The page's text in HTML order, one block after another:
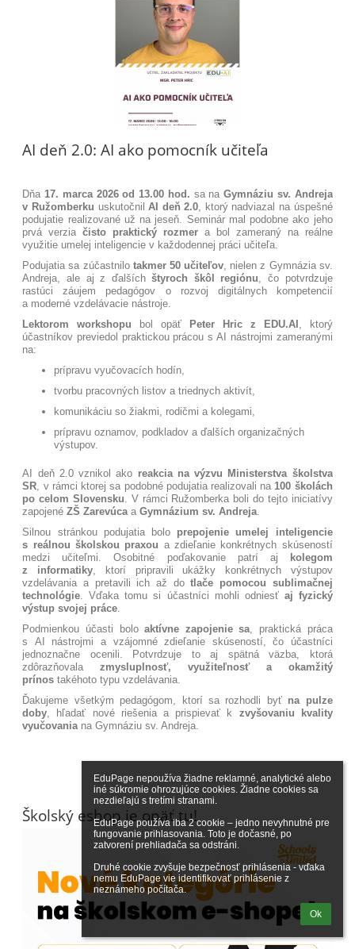
EduPage nepoužíva žiadne reklamné, analytické alebo
iné súkromie ohrozujúce cookies. Žiadne cookies sa
nezdieľajú s tretími stranami.
EduPage používa iba 2 cookie – jedno nevyhnutné pre
fungovanie prihlasovania. Toto je dočasné, po
zatvorení prehliadača sa odstráni.
Druhé cookie zvyšuje bezpečnosť prihlásenia - vďaka
nemu EduPage vie identifikovať prihlásenie z
neznámeho počítača.
Ok
AI deň 2.0: AI ako pomocník učiteľa
Dňa 17. marca 2026 od 13.00 hod. sa na Gymnáziu sv. Andreja
v Ružomberku uskutočnil AI deň 2.0 , ktorý nadviazal na úspešné
podujatie realizované už na jeseň. Seminár mal podobne ako jeho
prvá verzia čisto praktický rozmer a bol zameraný na reálne
využitie umelej inteligencie v každodennej práci učiteľa.
Podujatia sa zúčastnilo takmer 50 učiteľov , nielen z Gymnázia sv.
Andreja, ale aj z ďalších štyroch škôl regiónu , čo potvrdzuje
rastúci záujem pedagógov o rozvoj digitálnych kompetencií
a moderné vzdelávacie nástroje.
Lektorom workshopu
bol opäť Peter Hric z EDU.AI
, ktorý
účastníkov previedol praktickou prácou s AI nástrojmi zameranými
na:
prípravu vyučovacích hodín,
tvorbu pracovných listov a triednych aktivít,
komunikáciu so žiakmi, rodičmi a kolegami,
prípravu oznamov, podkladov a ďalších organizačných
výstupov.
AI deň 2.0 vznikol ako reakcia na výzvu Ministerstva školstva
SR , v rámci ktorej sa podobné podujatia realizovali na 100 školách
po celom Slovensku . V rámci Ružomberka boli do tejto iniciatívy
zapojené ZŠ Zarevúca a Gymnázium sv. Andreja
Silnou stránkou podujatia bolo prepojenie umelej inteligencie
s reálnou školskou praxou a zdieľanie konkrétnych skúseností
medzi učiteľmi. Osobitné poďakovanie patrí aj
kolegom
z informatiky , ktorí pripravili ukážky konkrétnych výstupov
vzdelávania a pretavili ich až do tlače pomocou sublimačnej
technológie . Vďaka tomu si účastníci mohli odniesť aj fyzický
výstup svojej práce
Podmienkou účasti bolo aktívne zapojenie sa , praktická práca
s AI nástrojmi a vzájomné zdieľanie skúseností, čo účastníci
jednoznačne ocenili. Potvrdzuje to aj spätná väzba, ktorá
zdôrazňovala
zmysluplnosť, využiteľnosť a okamžitý
prínos takéhoto typu vzdelávania.
Ďakujeme všetkým pedagógom, ktorí sa rozhodli byť na pulze
doby , hľadať nové riešenia a prispievať k
zvyšovaniu kvality
vyučovania na Gymnáziu sv. Andreja.
Školský eshop je opäť tu!